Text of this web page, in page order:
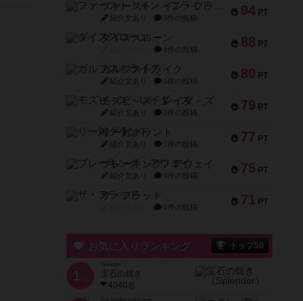
94 PT
ファースト・イン・フライト
紹介文あり 3件の投稿
88 PT
ダイススローン
1件の投稿
80 PT
ガルフストライク
紹介文あり 1件の投稿
79 PT
モズビ－ズ・レイダ－ズ
紹介文あり 1件の投稿
77 PT
リー対グラント
紹介文あり 1件の投稿
75 PT
ブレーキング・アウェイ
紹介文あり 4件の投稿
71 PT
ザ・フラッド
1件の投稿
お気に入りランキング トップ50
1 位
宝石の煌き
4040名